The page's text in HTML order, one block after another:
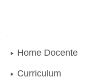
Home Docente
Curriculum